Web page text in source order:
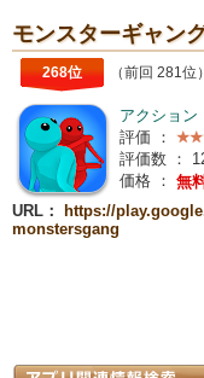
モンスターギャン
268位 （前回 281位）
アクション
評価 ：
評価数 ：
価格 ： 無
URL：
https://
monstersgang